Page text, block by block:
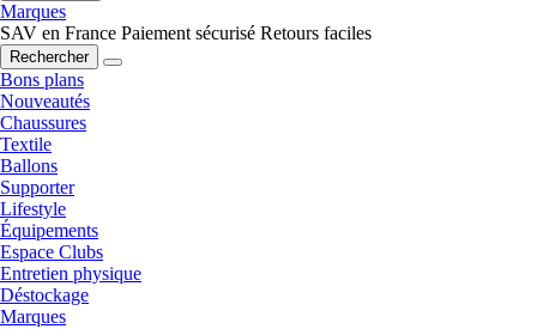
Marques
SAV en France Paiement sécurisé Retours faciles
Rechercher
Bons plans
Nouveautés
Chaussures
Textile
Ballons
Supporter
Lifestyle
Équipements
Espace Clubs
Entretien physique
Déstockage
Marques